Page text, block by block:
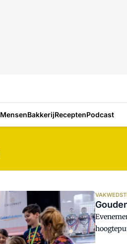
MensenBakkerijReceptenPodcast